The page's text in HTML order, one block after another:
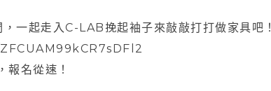
一起走入C-LAB挽起袖子來敲敲打打做家具吧！
報名從速！